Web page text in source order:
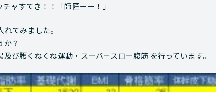
ャすてき！！ 「師匠ーー！」
れてみました。
か？
び腰くねくね運動・スーパースロー腹筋 を行っています。